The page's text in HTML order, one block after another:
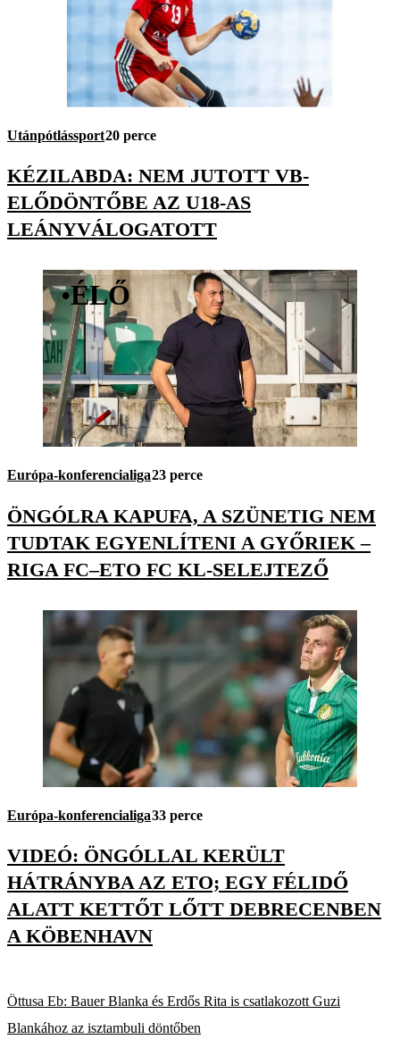
Utánpótlássport20 perce
KÉZILABDA: NEM JUTOTT VB-
ELŐDÖNTŐBE AZ U18-AS
LEÁNYVÁLOGATOTT
•ÉLŐ
Európa-konferencialiga23 perce
ÖNGÓLRA KAPUFA, A SZÜNETIG NEM
TUDTAK EGYENLÍTENI A GYŐRIEK –
RIGA FC–ETO FC KL-SELEJTEZŐ
Európa-konferencialiga33 perce
VIDEÓ: ÖNGÓLLAL KERÜLT
HÁTRÁNYBA AZ ETO; EGY FÉLIDŐ
ALATT KETTŐT LŐTT DEBRECENBEN
A KÖBENHAVN
Öttusa Eb: Bauer Blanka és Erdős Rita is csatlakozott Guzi
Blankához az isztambuli döntőben